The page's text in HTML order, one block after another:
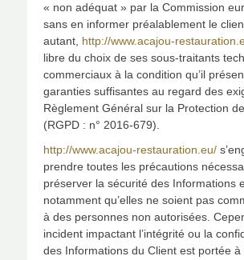
« non adéquat » par la Commission
sans en informer préalablement le
autant, http://www.acajou-
libre du choix de ses sous-traitants
commerciaux à la condition qu’il
garanties suffisantes au regard des
Règlement Général sur la Protection
(RGPD : n° 2016-679).
http://www.acajou-restauration.eu/
prendre toutes les précautions
préserver la sécurité des Informations
notamment qu’elles ne soient pas
à des personnes non autorisées.
incident impactant l’intégrité ou la
des Informations du Client est portée à